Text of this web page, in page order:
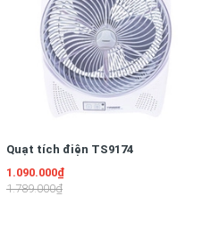
Quạt tích điện TS9174
1.090.000₫
1.789.000₫